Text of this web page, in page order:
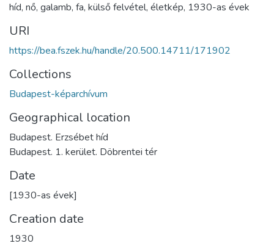
híd, nő, galamb, fa, külső felvétel, életkép, 1930-as évek
URI
https://bea.fszek.hu/handle/20.500.14711/171902
Collections
Budapest-képarchívum
Geographical location
Budapest. Erzsébet híd
Budapest. 1. kerület. Döbrentei tér
Date
[1930-as évek]
Creation date
1930